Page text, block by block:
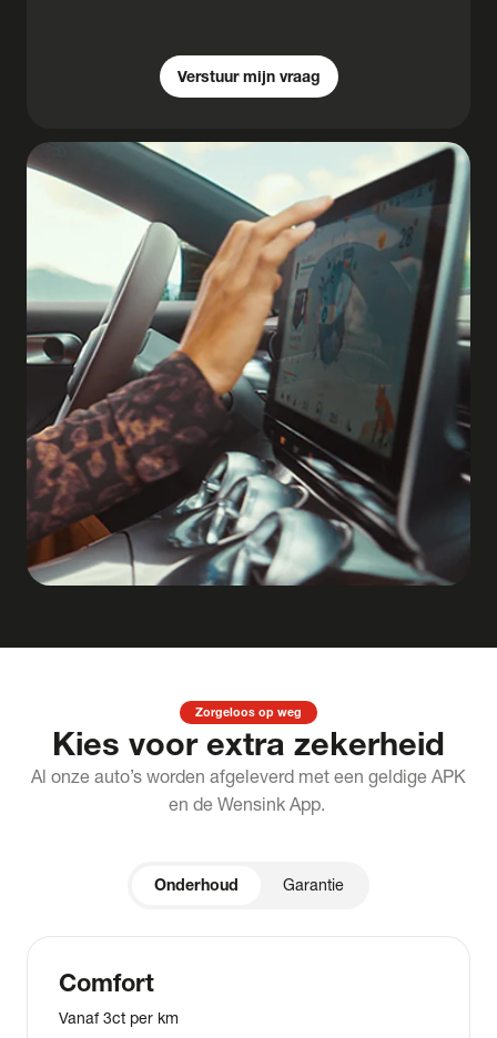
Verstuur mijn vraag
Zorgeloos op weg
Kies voor extra zekerheid
Al onze auto’s worden afgeleverd met een geldige APK
en de Wensink App.
Onderhoud Garantie
Comfort
Vanaf 3ct per km